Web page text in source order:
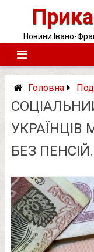
Новини Івано-
Головна
БЕЗ